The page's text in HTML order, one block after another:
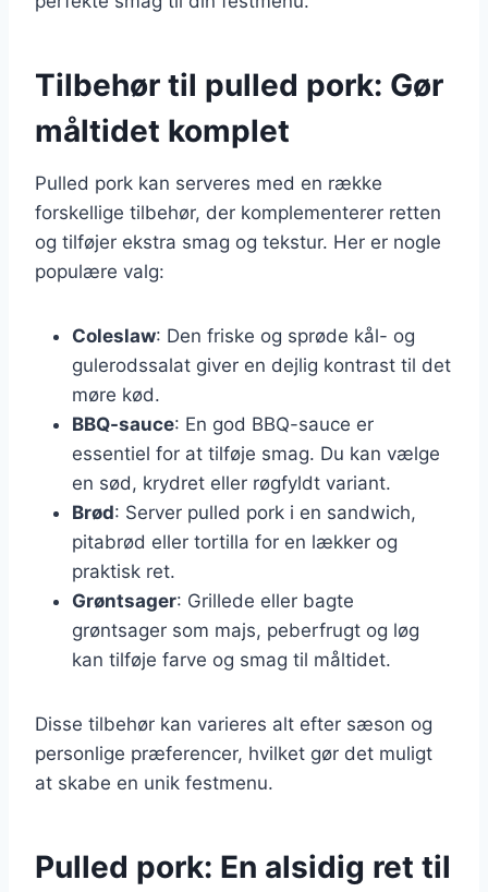
Tilbehør til pulled pork: Gør
måltidet komplet
Pulled pork kan serveres med en række
forskellige tilbehør, der komplementerer retten
og tilføjer ekstra smag og tekstur. Her er nogle
populære valg:
Coleslaw: Den friske og sprøde kål- og
gulerodssalat giver en dejlig kontrast til det
møre kød.
BBQ-sauce: En god BBQ-sauce er
essentiel for at tilføje smag. Du kan vælge
en sød, krydret eller røgfyldt variant.
Brød: Server pulled pork i en sandwich,
pitabrød eller tortilla for en lækker og
praktisk ret.
Grøntsager: Grillede eller bagte
grøntsager som majs, peberfrugt og løg
kan tilføje farve og smag til måltidet.
Disse tilbehør kan varieres alt efter sæson og
personlige præferencer, hvilket gør det muligt
at skabe en unik festmenu.
Pulled pork: En alsidig ret til